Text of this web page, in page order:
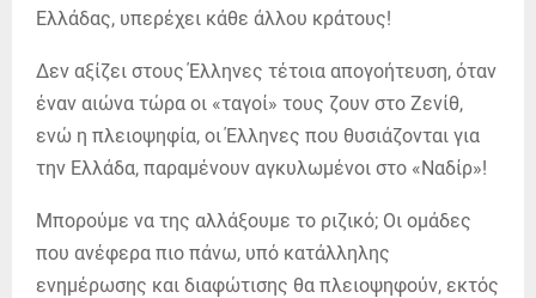
Ελλάδας, υπερέχει κάθε άλλου κράτους!
Δεν αξίζει στους Έλληνες τέτοια απογοήτευση, όταν
έναν αιώνα τώρα οι «ταγοί» τους ζουν στο Ζενίθ,
ενώ η πλειοψηφία, οι Έλληνες που θυσιάζονται για
την Ελλάδα, παραμένουν αγκυλωμένοι στο «Ναδίρ»!
Μπορούμε να της αλλάξουμε το ριζικό; Oι ομάδες
που ανέφερα πιο πάνω, υπό κατάλληλης
ενημέρωσης και διαφώτισης θα πλειοψηφούν, εκτός